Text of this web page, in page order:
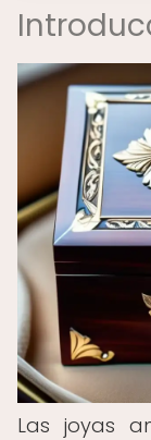
Las joyas